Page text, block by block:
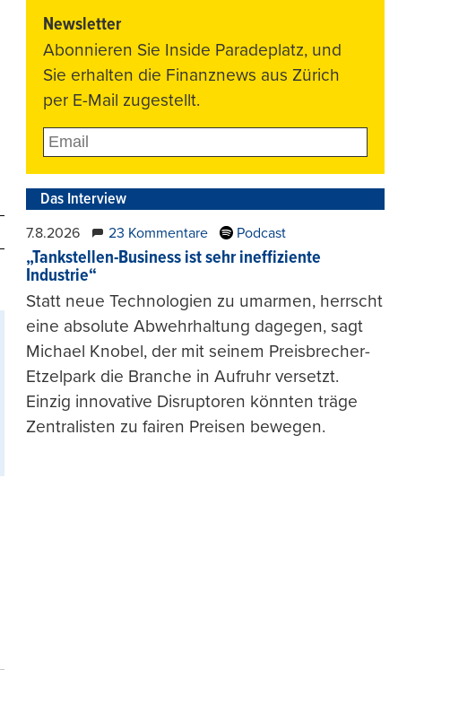
Newsletter
Abonnieren Sie Inside Paradeplatz, und
Sie erhalten die Finanznews aus Zürich
per E-Mail zugestellt.
Das Interview
7.8.2026 23 Kommentare Podcast
„Tankstellen-Business ist sehr ineffiziente
Industrie“
Statt neue Technologien zu umarmen, herrscht
eine absolute Abwehrhaltung dagegen, sagt
Michael Knobel, der mit seinem Preisbrecher-
Etzelpark die Branche in Aufruhr versetzt.
Einzig innovative Disruptoren könnten träge
Zentralisten zu fairen Preisen bewegen.